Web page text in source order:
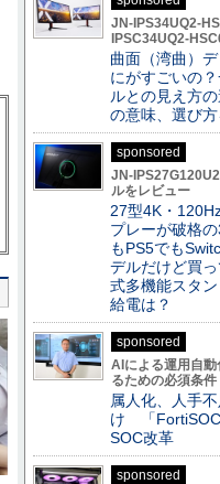
JN-IPS34UQ2-
IPSC34UQ2-
曲面（湾曲）
にがすごいの
ルとの見え方の
の意味、選び方
sponsored
JN-
ルをレビュー
27型4K・
プレーが破格
もPS5でも
デルだけど買
式多機能スタ
給電は？
sponsored
AIによる運用自
るための必須条件
属人化、人手
け 「
SOC改革
sponsored